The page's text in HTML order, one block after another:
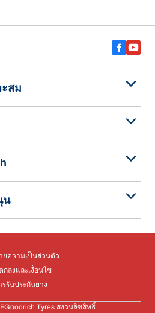
ะสม
น
ยความเป็นส่วนตัว
กลงและเงื่อนไข
รรับประกันยาง
Tyres สงวนลิขสิทธิ์